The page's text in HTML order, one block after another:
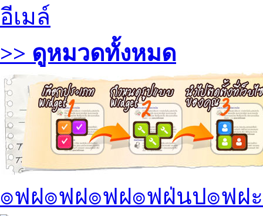
อีเมล์
>> ดูหมวดทั้งหมด
๏ฟฝ๏ฟฝ๏ฟฝ๏ฟฝ่นป๏ฟฝ